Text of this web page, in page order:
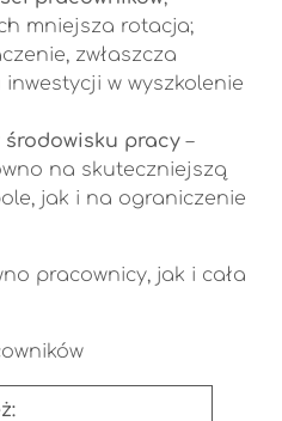
mniejsza rotacja;
zwłaszcza
w wyszkolenie
pracy–
na skuteczniejszą
jak i na ograniczenie
pracownicy, jak i cała